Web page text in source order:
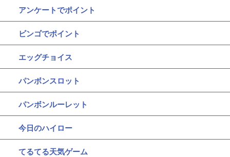
アンケートでポイント
ビンゴでポイント
エッグチョイス
パンボンスロット
パンボンルーレット
今日のハイロー
てるてる天気ゲーム